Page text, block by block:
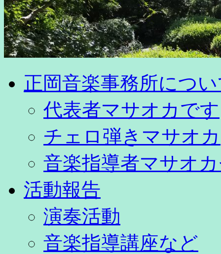
正岡音楽事務所につ
代表者マサオカです
チェロ弾きマサオカ
音楽指導者マサオ
活動報告
演奏活動
音楽指導講座など